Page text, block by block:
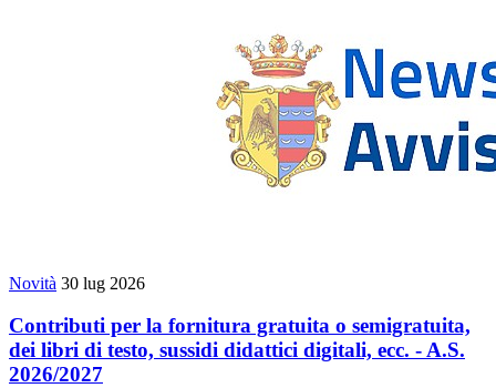
Novità 30 lug 2026
Contributi per la fornitura gratuita o semigratuita,
dei libri di testo, sussidi didattici digitali, ecc. - A.S.
2026/2027